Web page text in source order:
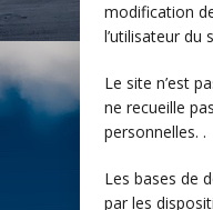
modification
l’utilisateur du
Le site n’est
ne recueille
personnelles. .
Les bases de
par les